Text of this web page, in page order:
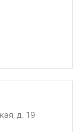
д. 19